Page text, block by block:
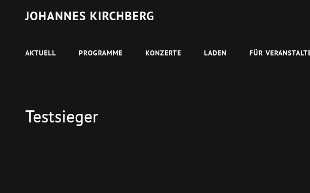
JOHANNES KIRCHBERG
AKTUELL PROGRAMME KONZERTE LADEN FÜR
Testsieger